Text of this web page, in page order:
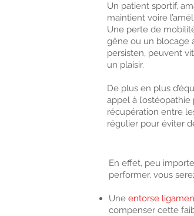
Un patient sportif,
maintient voire
Une perte de
gêne ou un blocage
persisten, peuvent
un plaisir.
De plus en plus
appel à
récupération entre
régulier pour éviter
En effet, peu
performer, vous
Une entorse
compenser cette